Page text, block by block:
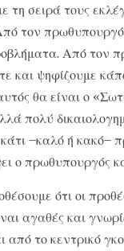
τη σειρά τους
τον
Από τον
και ψηφίζουμε
θα είναι ο
πολύ
κάτι –καλό ή κακό–
ο πρωθυπουργός
ότι οι
αγαθές και
από το κεντρικό